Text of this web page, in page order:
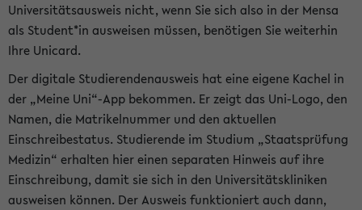
Universitätsausweis nicht, wenn Sie sich also in der Mensa
als Student*in ausweisen müssen, benötigen Sie weiterhin
Ihre Unicard.
Der digitale Studierendenausweis hat eine eigene Kachel in
der „Meine Uni“-App bekommen. Er zeigt das Uni-Logo, den
Namen, die Matrikelnummer und den aktuellen
Einschreibestatus. Studierende im Studium „Staatsprüfung
Medizin“ erhalten hier einen separaten Hinweis auf ihre
Einschreibung, damit sie sich in den Universitätskliniken
ausweisen können. Der Ausweis funktioniert auch dann,